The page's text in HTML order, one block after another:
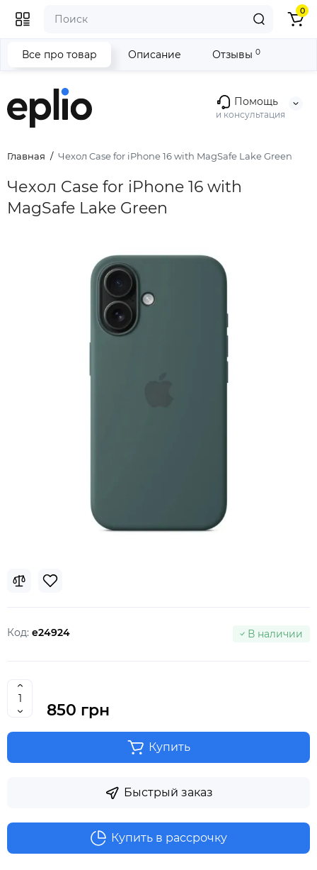
Помощь
и консультация
0
Главная Чехол Case for iPhone 16 with MagSafe Lake Green
Чехол Case for iPhone 16 with
MagSafe Lake Green
Все про товар Описание Отзывы 0
Код: e24924 В наличии
850 грн
Купить
Быстрый заказ
Купить в рассрочку